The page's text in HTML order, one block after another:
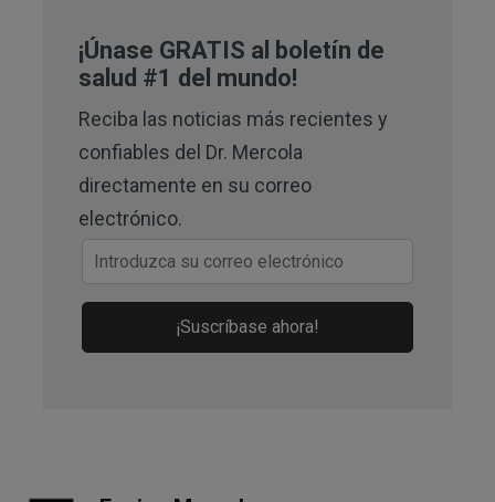
15, June 2025, 100128
¡Únase GRATIS al boletín de
salud #1 del mundo!
Reciba las noticias más recientes y
confiables del Dr. Mercola
directamente en su correo
electrónico.
¡Suscríbase ahora!